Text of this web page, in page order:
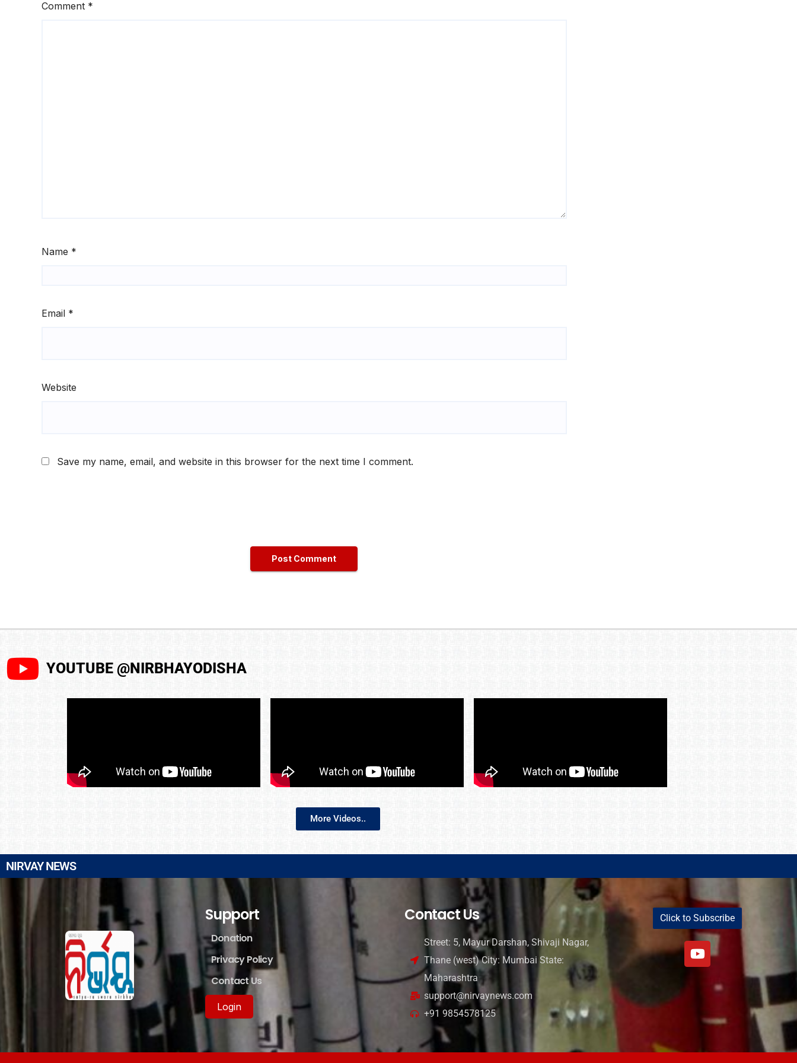
Comment *
Name *
Email *
Website
Save my name, email, and website in this browser for the next time I comment.
YOUTUBE @NIRBHAYODISHA
More Videos..
NIRVAY NEWS
Support
Donation
Privacy Policy
Contact Us
Login
Contact Us
Street: 5, Mayur Darshan, Shivaji Nagar,
Thane (west) City: Mumbai State:
Maharashtra
support@nirvaynews.com
+91 9854578125
Click to Subscribe